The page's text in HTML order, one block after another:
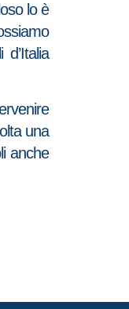
lo è
una
anche